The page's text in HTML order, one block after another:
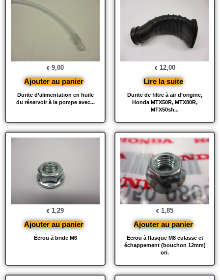
Durite d’alimentation en huile
du réservoir à la pompe avec...
€ 9,00
Ajouter au panier
Durite de filtre à air d’origine,
Honda MTX50R, MTX80R,
MTX50sh...
€ 12,00
Lire la suite
Écrou à bride M6
€ 1,29
Ajouter au panier
Ecrou à flasque M8 culasse et
échappement (bouchon 12mm)
ori.
€ 1,85
Ajouter au panier